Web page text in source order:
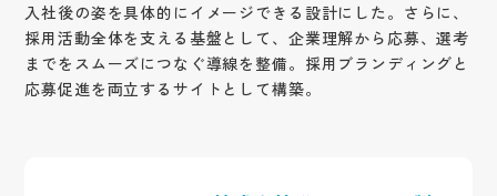
入社後の姿を具体的にイメージできる設計にした。さらに、
採用活動全体を支える基盤として、企業理解から応募、選考
までをスムーズにつなぐ導線を整備。採用ブランディングと
応募促進を両立するサイトとして構築。